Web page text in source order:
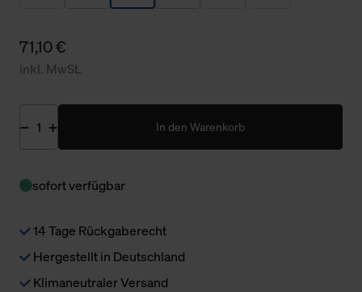
71,10 €
inkl. MwSt.
In den Warenkorb
sofort verfügbar
14 Tage Rückgaberecht
Hergestellt in Deutschland
Klimaneutraler Versand